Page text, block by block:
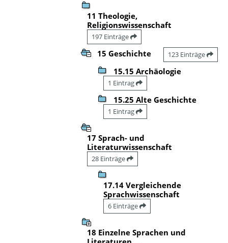
11 Theologie,
Religionswissenschaft
197 Einträge
15 Geschichte 123 Einträge
15.15 Archäologie
1 Eintrag
15.25 Alte Geschichte
1 Eintrag
17 Sprach- und
Literaturwissenschaft
28 Einträge
17.14 Vergleichende
Sprachwissenschaft
6 Einträge
18 Einzelne Sprachen und